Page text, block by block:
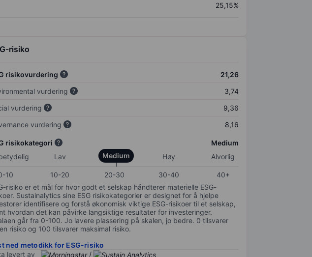
25,15%
risiko
risikovurdering
21,26
vurdering
3,74
vurdering
9,36
vurdering
8,16
risikokategori
Medium
Lav Medium Høy Alvorlig
10 10-20 20-30 30-40
40+
risiko er et mål for hvor godt et selskap håndterer materielle ESG-
Sustainalytics sine ESG risikokategorier er designet for å hjelpe
identifisere og forstå økonomisk viktige ESG-risikoer til et selskap,
hvordan det kan påvirke langsiktige resultater for investeringer.
går fra 0-100. Jo lavere plassering på skalen, jo bedre. 0 tilsvarer
risiko og 100 tilsvarer maksimal risiko.
ned metodikk for ESG-risiko
levert av
/